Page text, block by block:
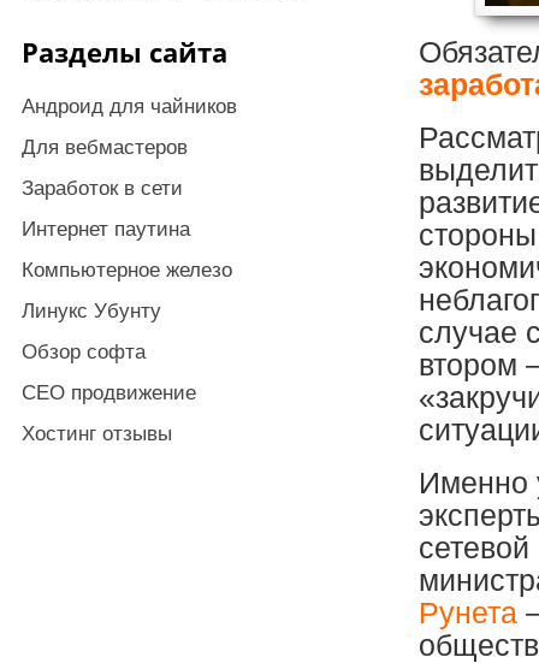
случае
втором
Именно
Рунета
Разделы сайта
Андроид для чайников
Для вебмастеров
Заработок в сети
Интернет паутина
Компьютерное железо
Линукс Убунту
Обзор софта
СЕО продвижение
Хостинг отзывы